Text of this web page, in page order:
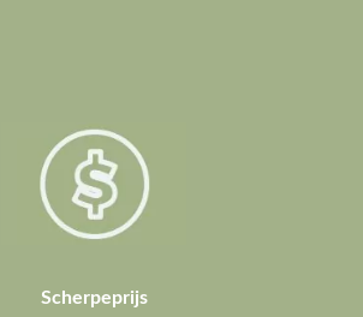
Scherpeprijs